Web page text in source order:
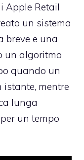
Apple Retail
un sistema
breve e una
un algoritmo
quando un
istante, mentre
lunga
un tempo